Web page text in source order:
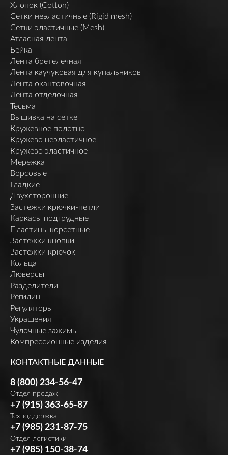
Хлопок (Cotton)
Сетки неэластичные (Rigid mesh)
Сетки эластичные (Mesh)
Атласная лента
Бейка
Лента бретелечная
Лента каучуковая для купальников
Лента окантовочная
Лента отделочная
Тесьма
Вышивка на сетке
Кружевное полотно
Кружево неэластичное
Кружево эластичное
Мережка
Ворсовые
Гладкие
Двухсторонние
Застежки крючки-петли
Каркасы подгрудные
Пластины корсетные
Застежки кнопки
Застежки крючок
Кольца
Люверсы
Разделители
Регилин
Регуляторы
Украшения
Чулочные зажимы
Компрессионные изделия
КОНТАКТНЫЕ ДАННЫЕ
8 (800) 234-56-47
Отдел продаж
+7 (915) 363-65-87
Техподдержка
+7 (985) 231-87-75
Отдел логистики
+7 (985) 150-38-74